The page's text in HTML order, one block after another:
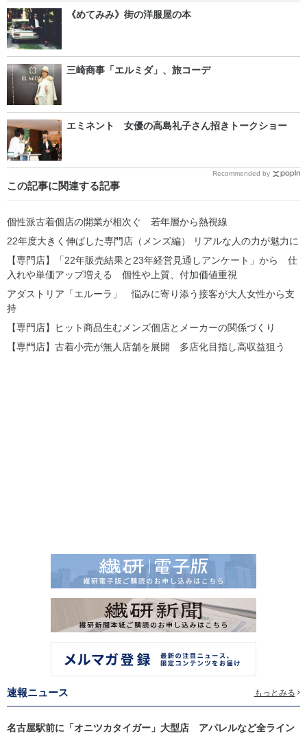
《めてみみ》街の洋服屋の本
三崎商事「エルミダ」、旅コーデ
エミネント 女優の高島礼子さん招きトークショー
Recommended by
この記事に関連する記事
個性派古着個店の開業が相次ぐ 若年層から熱視線
22年度大きく伸ばした専門店（メンズ編） リアルな人の力が魅力に
【専門店】「22年販売結果と23年経営見通しアンケート」から 仕
入れや単価アップ増える 個性や上質、付加価値重視
アダストリア「エルーラ」 悩みに寄り添う接客が大人女性から支
持
【専門店】ヒット商品生むメンズ個店とメーカーの関係づくり
【専門店】古着小売が無人店舗を展開 多店化目指し高収益狙う
速報ニュース もっとみる
名古屋駅前に「オニツカタイガー」大型店 アパレルなど全ライン